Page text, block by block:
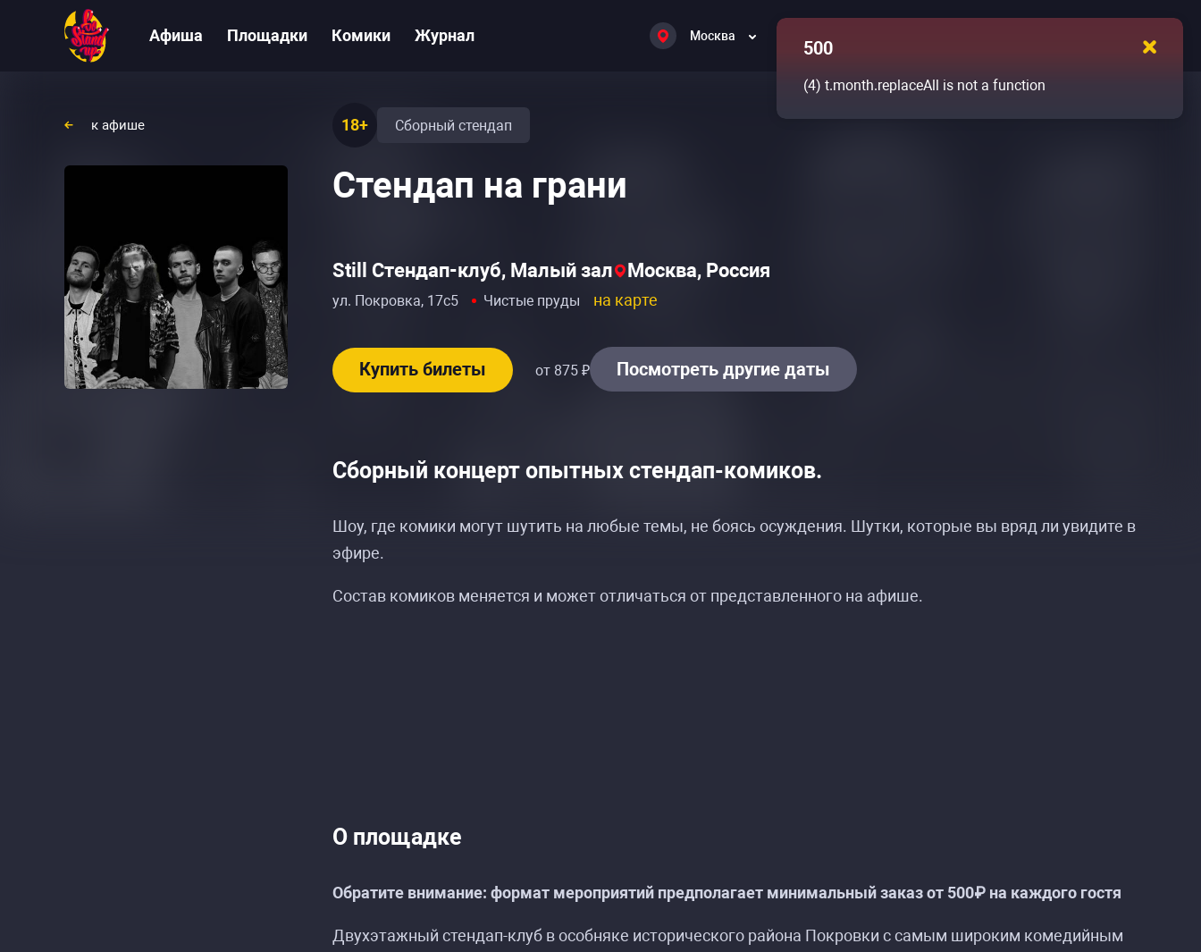
Афиша Площадки Комики Журнал Москва
к афише 18+ Сборный стендап
Стендап на грани
Still Стендап-клуб, Малый зал Москва, Россия
ул. Покровка, 17с5 Чистые пруды на карте
Купить билеты от 875 ₽ Посмотреть другие даты
Сборный концерт опытных стендап-комиков.
Шоу, где комики могут шутить на любые темы, не боясь осуждения. Шутки, которые вы вряд ли увидите в
эфире.
Состав комиков меняется и может отличаться от представленного на афише.
О площадке
Обратите внимание: формат мероприятий предполагает минимальный заказ от 500₽ на каждого гостя
Двухэтажный стендап-клуб в особняке исторического района Покровки с самым широким комедийным
500
(4) t.month.replaceAll is not a function